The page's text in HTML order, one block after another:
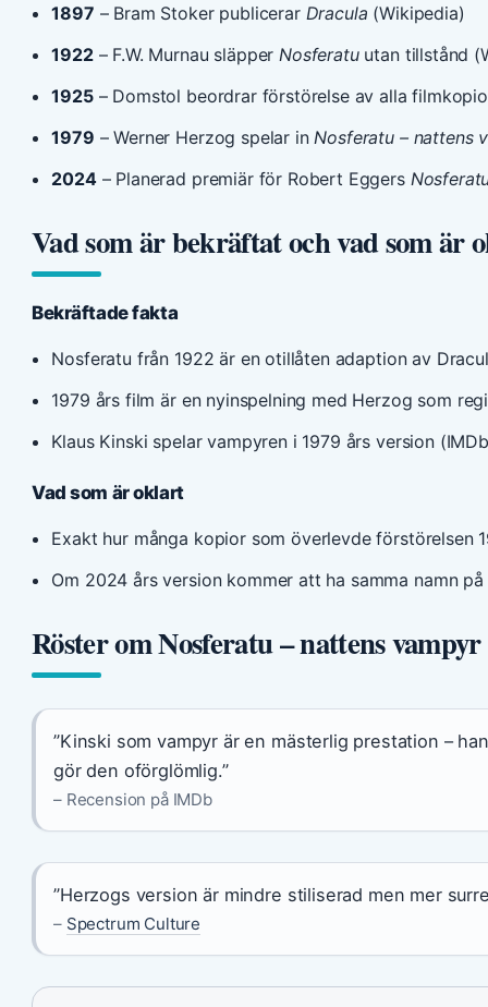
1897 – Bram Stoker publicerar Dracula (Wikipedia)
1922– F.W. Murnau släpper Nosferatuutan tillstånd
1925– Domstol beordrar förstörelse av alla
1979 – Werner Herzog spelar in Nosferatu – nattens
2024– Planerad premiär för Robert Eggers
Vad som är bekräftat och vad som är
Bekräftade fakta
Nosferatu från 1922 är en otillåten adaption av
1979 års film är en nyinspelning med Herzog som
Klaus Kinski spelar vampyren i 1979 års version
Vad som är oklart
Exakt hur många kopior som överlevde förstörelsen
Om 2024 års version kommer att ha samma namn
Röster om Nosferatu – nattens vampyr
”Kinski som vampyr är en mästerlig prestation –
gör den oförglömlig.”
– Recension på IMDb
”Herzogs version är mindre stiliserad men mer
– Spectrum Culture